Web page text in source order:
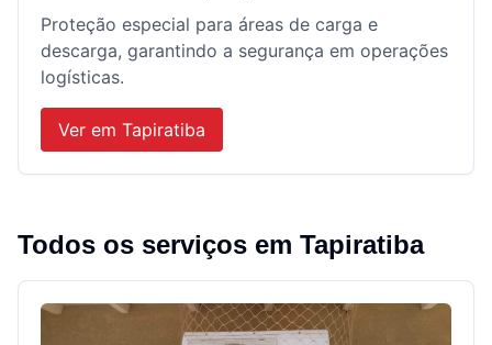
Proteção especial para áreas de carga e
descarga, garantindo a segurança em operações
logísticas.
Ver em Tapiratiba
Todos os serviços em Tapiratiba